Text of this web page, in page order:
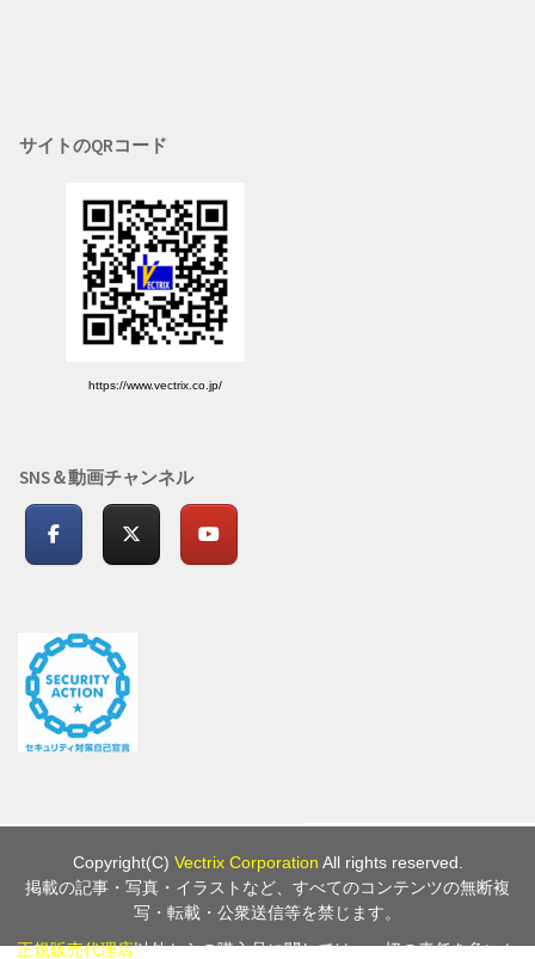
サイトのQRコード
https://www.vectrix.co.jp/
SNS＆動画チャンネル
Copyright(C) Vectrix Corporation All rights reserved.
掲載の記事・写真・イラストなど、すべてのコンテンツの無断複
写・転載・公衆送信等を禁じます。
正規販売代理店以外からの購入品に関しては、一切の責任を負いか